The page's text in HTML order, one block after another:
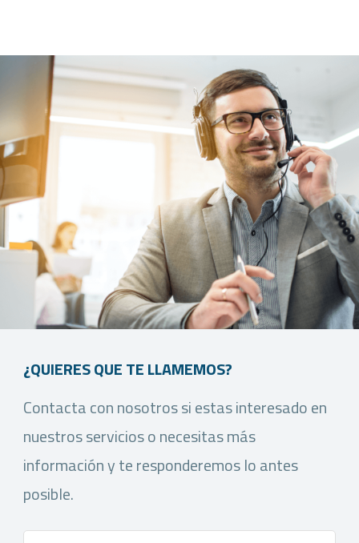
¿QUIERES QUE TE LLAMEMOS?
Contacta con nosotros si estas interesado en
nuestros servicios o necesitas más
información y te responderemos lo antes
posible.